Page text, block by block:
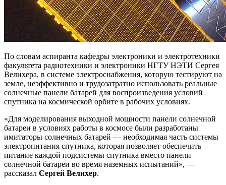
По словам аспиранта кафедры электроники и электротехники
факультета радиотехники и электроники НГТУ НЭТИ Сергея
Велихера, в системе электроснабжения, которую тестируют на
земле, неэффективно и трудозатратно использовать реальные
солнечные панели батарей для воспроизведения условий
спутника на космической орбите в рабочих условиях.
«Для моделирования выходной мощности панели солнечной
батареи в условиях работы в космосе были разработаны
имитаторы солнечных батарей — необходимая часть системы
электропитания спутника, которая позволяет обеспечить
питание каждой подсистемы спутника вместо панели
солнечной батареи во время наземных испытаний», —
рассказал Сергей Велихер.